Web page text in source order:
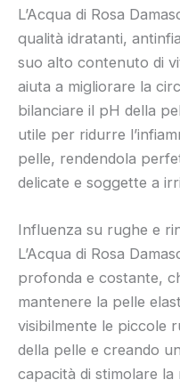
L’Acqua di Rosa
qualità idratanti,
suo alto contenuto di
aiuta a migliorare la
bilanciare il pH della
utile per ridurre
pelle, rendendola
delicate e soggette a
Influenza su rughe e
L’Acqua di Rosa
profonda e costante,
mantenere la pelle
visibilmente le piccole
della pelle e creando
capacità di stimolare